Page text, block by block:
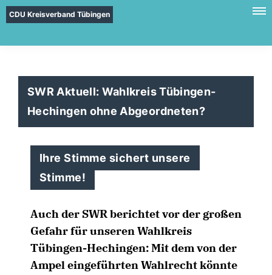
CDU Kreisverband Tübingen
SWR Aktuell: Wahlkreis Tübingen-
Hechingen ohne Abgeordneten?
Ihre Stimme sichert unsere
Stimme!
Auch der SWR berichtet vor der großen
Gefahr für unseren Wahlkreis
Tübingen-Hechingen: Mit dem von der
Ampel eingeführten Wahlrecht könnte